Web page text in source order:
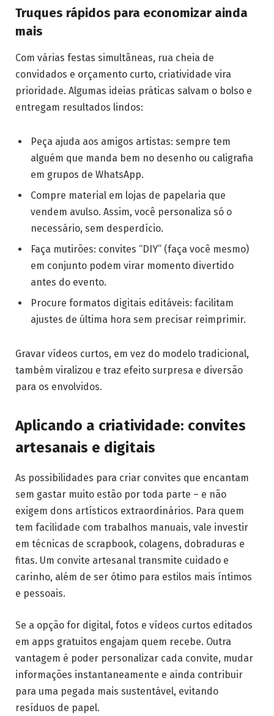
Truques rápidos para economizar ainda
mais
Com várias festas simultâneas, rua cheia de
convidados e orçamento curto, criatividade vira
prioridade. Algumas ideias práticas salvam o bolso e
entregam resultados lindos:
Peça ajuda aos amigos artistas: sempre tem
alguém que manda bem no desenho ou caligrafia
em grupos de WhatsApp.
Compre material em lojas de papelaria que
vendem avulso. Assim, você personaliza só o
necessário, sem desperdício.
Faça mutirões: convites “DIY” (faça você mesmo)
em conjunto podem virar momento divertido
antes do evento.
Procure formatos digitais editáveis: facilitam
ajustes de última hora sem precisar reimprimir.
Gravar vídeos curtos, em vez do modelo tradicional,
também viralizou e traz efeito surpresa e diversão
para os envolvidos.
Aplicando a criatividade: convites
artesanais e digitais
As possibilidades para criar convites que encantam
sem gastar muito estão por toda parte – e não
exigem dons artísticos extraordinários. Para quem
tem facilidade com trabalhos manuais, vale investir
em técnicas de scrapbook, colagens, dobraduras e
fitas. Um convite artesanal transmite cuidado e
carinho, além de ser ótimo para estilos mais íntimos
e pessoais.
Se a opção for digital, fotos e vídeos curtos editados
em apps gratuitos engajam quem recebe. Outra
vantagem é poder personalizar cada convite, mudar
informações instantaneamente e ainda contribuir
para uma pegada mais sustentável, evitando
resíduos de papel.